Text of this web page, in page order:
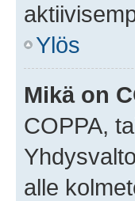
Ylös
Mikä on
COPPA,
alle